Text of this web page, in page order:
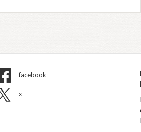
facebook
x